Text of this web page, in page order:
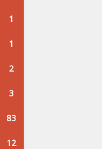
1
1
2
3
83
12